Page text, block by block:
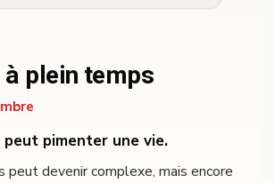
plein temps
pimenter une vie.
peut devenir complexe, mais encore